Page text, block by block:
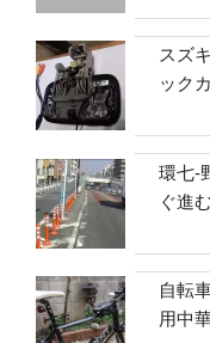
スズ
ック
環七-
ぐ進
自転
用中